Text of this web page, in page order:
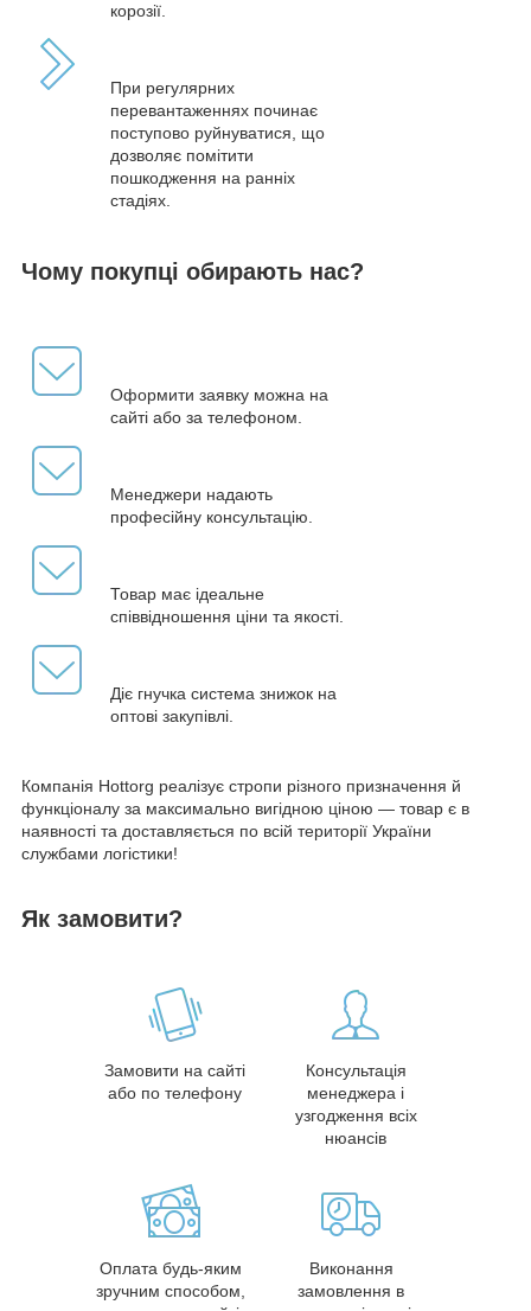
корозії.
При регулярних
перевантаженнях починає
поступово руйнуватися, що
дозволяє помітити
пошкодження на ранніх
стадіях.
Чому покупці обирають нас?
Оформити заявку можна на
сайті або за телефоном.
Менеджери надають
професійну консультацію.
Товар має ідеальне
співвідношення ціни та якості.
Діє гнучка система знижок на
оптові закупівлі.
Компанія Hottorg реалізує стропи різного призначення й
функціоналу за максимально вигідною ціною — товар є в
наявності та доставляється по всій території України
службами логістики!
Як замовити?
Замовити на сайті
або по телефону
Консультація
менеджера і
узгодження всіх
нюансів
Оплата будь-яким
зручним способом,
Виконання
замовлення в